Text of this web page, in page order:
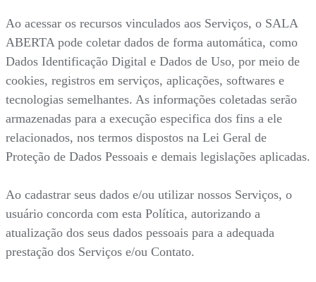
Ao acessar os recursos vinculados aos Serviços, o SALA
ABERTA pode coletar dados de forma automática, como
Dados Identificação Digital e Dados de Uso, por meio de
cookies, registros em serviços, aplicações, softwares e
tecnologias semelhantes. As informações coletadas serão
armazenadas para a execução especifica dos fins a ele
relacionados, nos termos dispostos na Lei Geral de
Proteção de Dados Pessoais e demais legislações aplicadas.
Ao cadastrar seus dados e/ou utilizar nossos Serviços, o
usuário concorda com esta Política, autorizando a
atualização dos seus dados pessoais para a adequada
prestação dos Serviços e/ou Contato.